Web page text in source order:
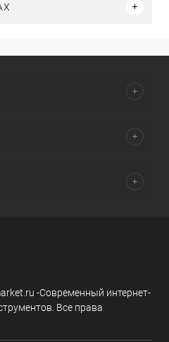
-Современный интернет-
Все права